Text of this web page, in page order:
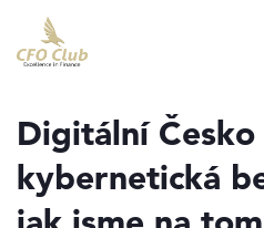
hlavní
hlavní
Digitální Česko
kybernetická